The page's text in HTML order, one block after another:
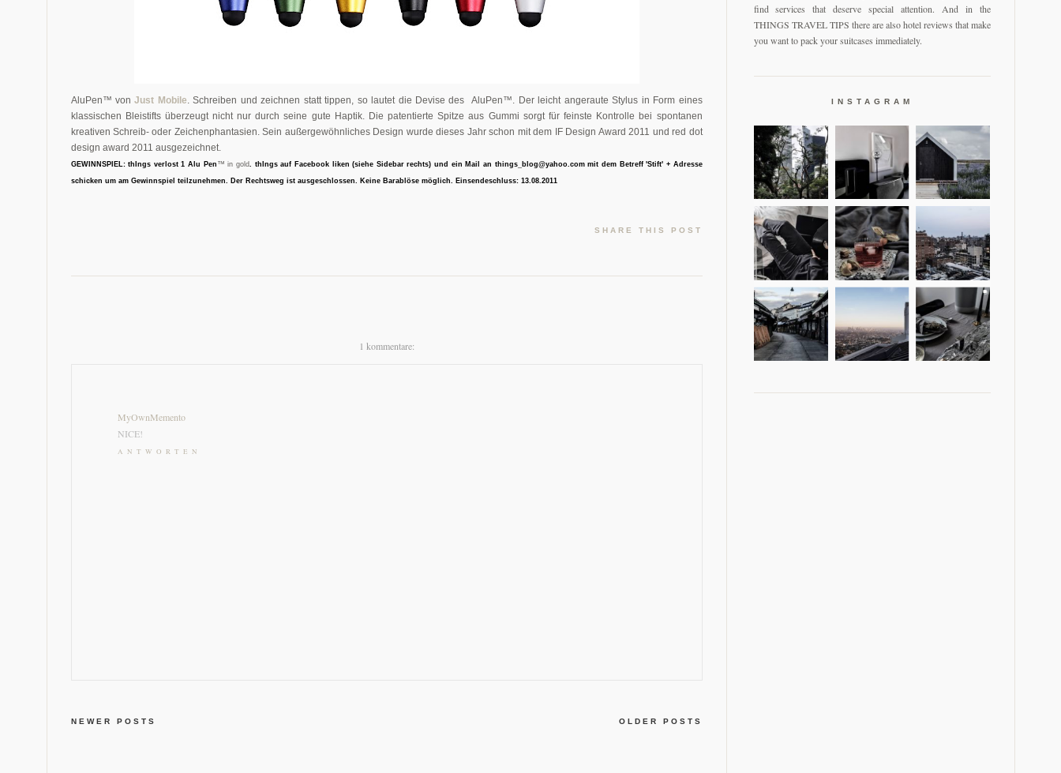
AluPen™ vonJust Mobile .Schreiben und zeichnen statt tippen, so lautet die Devise des AluPen™. Der leicht angeraute Stylus in Form eines
klassischen Bleistifts überzeugt nicht nur durch seine gute Haptik. Die patentierte Spitze aus Gummi sorgt für feinste Kontrolle bei spontanen
kreativen Schreib- oder Zeichenphantasien. Sein außergewöhnliches Design wurde dieses Jahr schon mit dem IF Design Award 2011 und red dot
design award 2011 ausgezeichnet.
GEWINNSPIEL : thIngs verlost 1 Alu Pen ™in gold . thIngs auf Facebook liken (siehe Sidebar rechts) und ein Mail an things_blog@yahoo.commit dem Betreff 'Stift' + Adresse
schicken um am Gewinnspiel teilzunehmen. Der Rechtsweg ist ausgeschlossen. Keine Barablöse möglich. Einsendeschluss: 13.08.2011
SHARE THIS POST
1 kommentare:
MyOwnMemento
NICE!
ANTWORTEN
OLDER POSTS
NEWER POSTS
find services that deserve special attention. And in the
THINGS TRAVEL TIPS there are also hotel reviews that make
you want to pack your suitcases immediately.
INSTAGRAM